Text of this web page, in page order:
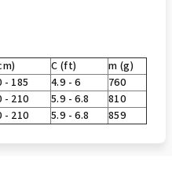
C (ft)
m (g)
- 185 4.9 - 6
760
- 210 5.9 - 6.8
810
- 210 5.9 - 6.8 859